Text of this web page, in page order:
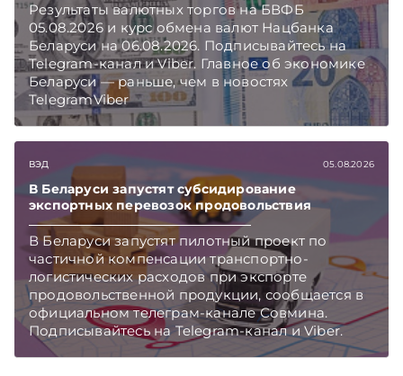
Результаты валютных торгов на БВФБ
05.08.2026 и курс обмена валют Нацбанка
Беларуси на 06.08.2026. Подписывайтесь на
Telegram‑канал и Viber. Главное об экономике
Беларуси — раньше, чем в новостях
TelegramViber
ВЭД 05.08.2026
В Беларуси запустят субсидирование
экспортных перевозок продовольствия
В Беларуси запустят пилотный проект по
частичной компенсации транспортно-
логистических расходов при экспорте
продовольственной продукции, сообщается в
официальном телеграм-канале Совмина.
Подписывайтесь на Telegram‑канал и Viber.
Главное об экономике Беларуси — раньше,